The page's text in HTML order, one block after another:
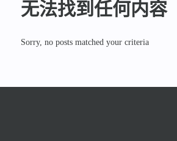
无法找到任何内容
Sorry, no posts matched your criteria